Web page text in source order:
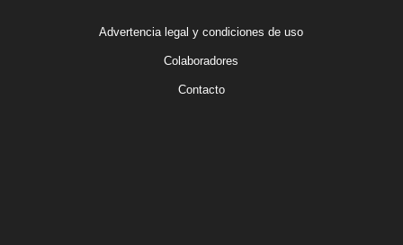
Advertencia legal y condiciones de uso
Colaboradores
Contacto